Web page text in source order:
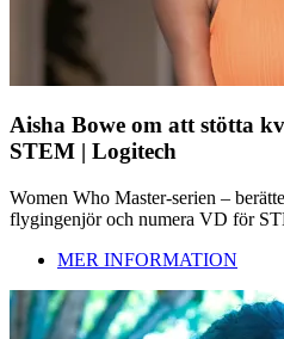
Aisha Bowe om att stötta
STEM | Logitech
Women Who Master-serien –
flygingenjör och numera VD för
MER INFORMATION